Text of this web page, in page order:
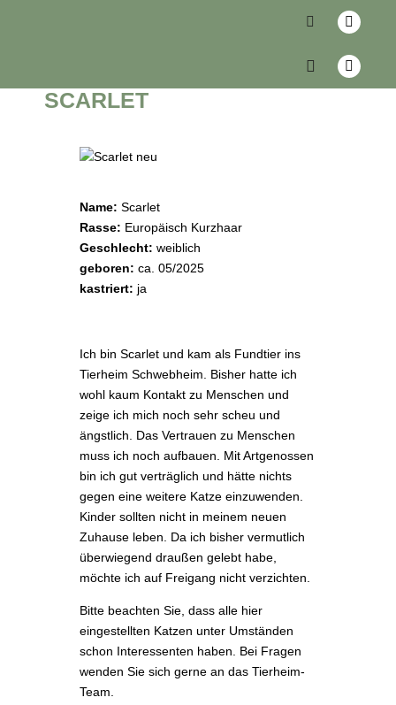
SCARLET
Name: Scarlet
Rasse: Europäisch Kurzhaar
Geschlecht: weiblich
geboren: ca. 05/2025
kastriert: ja
Ich bin Scarlet und kam als Fundtier ins
Tierheim Schwebheim. Bisher hatte ich
wohl kaum Kontakt zu Menschen und
zeige ich mich noch sehr scheu und
ängstlich. Das Vertrauen zu Menschen
muss ich noch aufbauen. Mit Artgenossen
bin ich gut verträglich und hätte nichts
gegen eine weitere Katze einzuwenden.
Kinder sollten nicht in meinem neuen
Zuhause leben. Da ich bisher vermutlich
überwiegend draußen gelebt habe,
möchte ich auf Freigang nicht verzichten.
Bitte beachten Sie, dass alle hier
eingestellten Katzen unter Umständen
schon Interessenten haben. Bei Fragen
wenden Sie sich gerne an das Tierheim-
Team.